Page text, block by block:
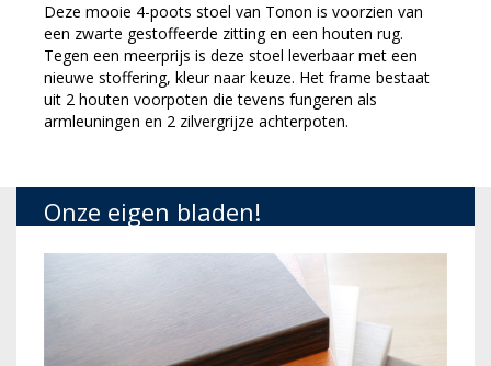
Deze mooie 4-poots stoel van Tonon is voorzien van
een zwarte gestoffeerde zitting en een houten rug.
Tegen een meerprijs is deze stoel leverbaar met een
nieuwe stoffering, kleur naar keuze. Het frame bestaat
uit 2 houten voorpoten die tevens fungeren als
armleuningen en 2 zilvergrijze achterpoten.
Onze eigen bladen!